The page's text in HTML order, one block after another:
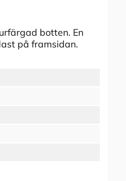
botten. En
på framsidan.